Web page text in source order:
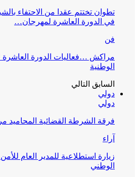
تطوان تختتم عقدا من الاحتفاء
في الدورة العاشرة لمهرجان…
فن
مراكش …فعاليات الدورة العاشرة
الوطنية
السابق التالي
دولي
دولي
فرقة الشرطة القضائية المحاميد
آراء
زيارة استطلاعية للمدير العام
الوطني